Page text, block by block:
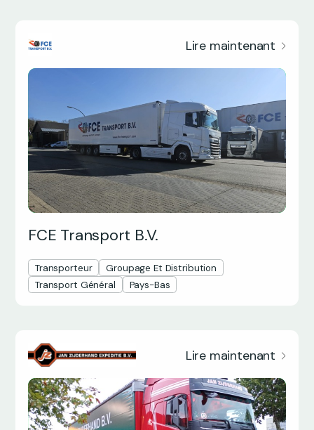
Lire maintenant
FCE Transport B.V.
Transporteur
Groupage Et Distribution
Transport Général
Pays-Bas
Lire maintenant